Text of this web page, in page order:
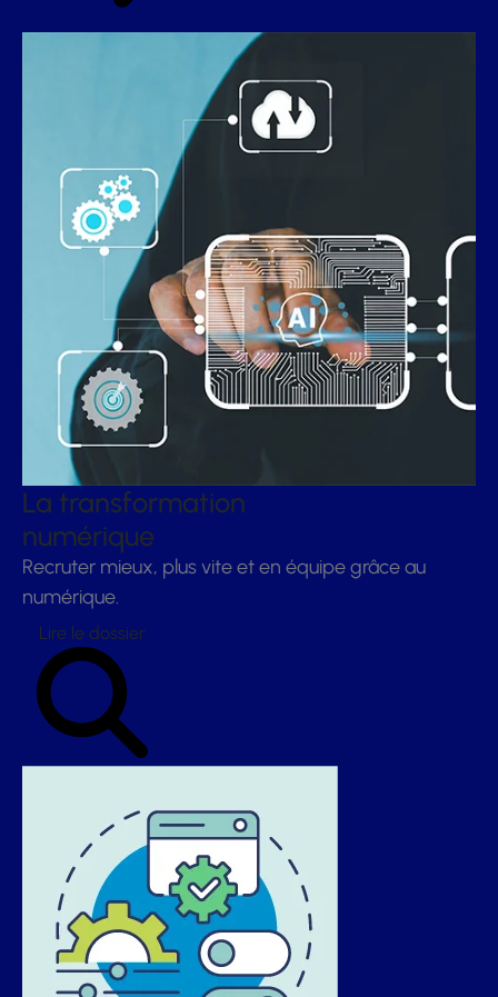
La transformation
numérique
Recruter mieux, plus vite et en équipe grâce au
numérique.
Lire le dossier